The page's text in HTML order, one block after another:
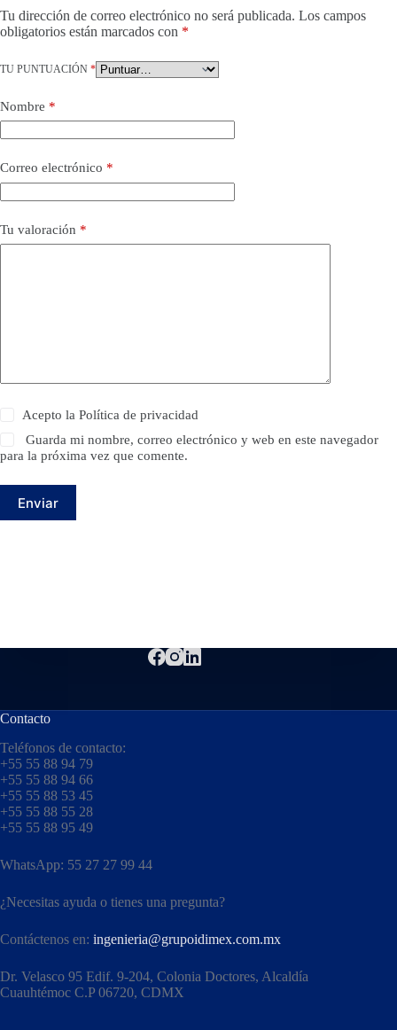
Tu dirección de correo electrónico no será publicada. Los campos
obligatorios están marcados con *
TU PUNTUACIÓN *
Nombre *
Correo electrónico *
Tu valoración *
Acepto laPolítica de privacidad
Guarda mi nombre, correo electrónico y web en este navegador
para la próxima vez que comente.
Enviar
Contacto
Teléfonos de contacto:
+55 55 88 94 79
+55 55 88 94 66
+55 55 88 53 45
+55 55 88 55 28
+55 55 88 95 49
WhatsApp: 55 27 27 99 44
¿Necesitas ayuda o tienes una pregunta?
Contáctenos en: ingenieria@grupoidimex.com.mx
Dr. Velasco 95 Edif. 9-204, Colonia Doctores, Alcaldía
Cuauhtémoc C.P 06720, CDMX​